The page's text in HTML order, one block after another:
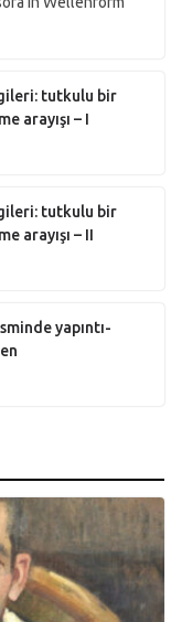
tutkulu bir
arayışı – I
tutkulu bir
arayışı – II
yapıntı-